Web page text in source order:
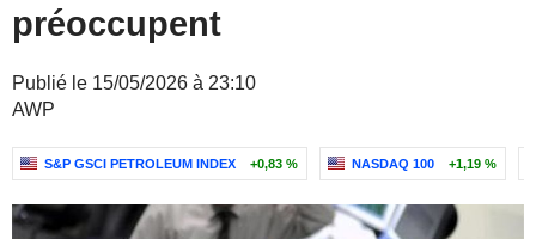
préoccupent
Publié le 15/05/2026 à 23:10
AWP
S&P GSCI PETROLEUM INDEX +0,83 % NASDAQ 100 +1,19 %